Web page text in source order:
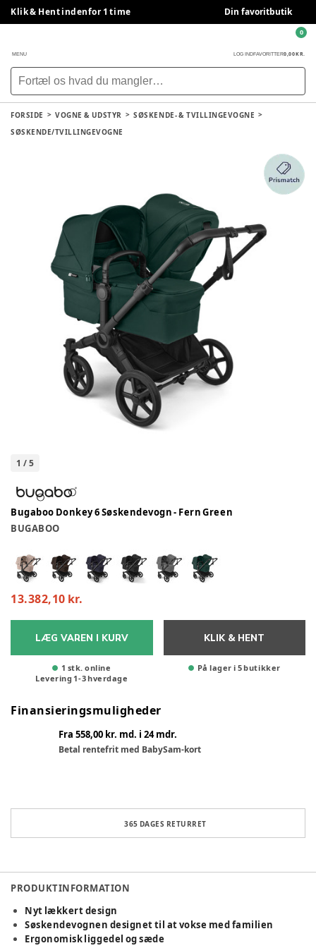
Klik & Hent indenfor 1 time Din favoritbutik
MENU LOG INDFAVORITTER0,00 KR.
0
FORSIDE VOGNE & UDSTYR
SØSKENDE- & TVILLINGEVOGNE
SØSKENDE/TVILLINGEVOGNE
1 /5
Bugaboo Donkey 6 Søskendevogn - Fern Green
BUGABOO
13.382,10 kr.
LÆG VAREN I KURV
1 stk. online
Levering 1-3hverdage
KLIK & HENT
På lager i 5 butikker
Finansieringsmuligheder
Fra 558,00 kr. md. i 24 mdr.
Betal rentefrit med BabySam-kort
365 DAGES RETURRET
PRODUKTINFORMATION
Nyt lækkert design
Søskendevognen designet til at vokse med familien
Ergonomisk liggedel og sæde